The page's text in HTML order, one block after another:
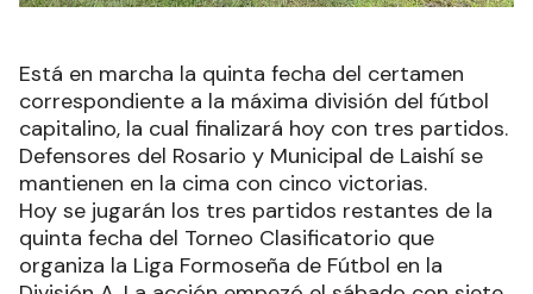
Está en marcha la quinta fecha del certamen
correspondiente a la máxima división del fútbol
capitalino, la cual finalizará hoy con tres partidos.
Defensores del Rosario y Municipal de Laishí se
mantienen en la cima con cinco victorias.
Hoy se jugarán los tres partidos restantes de la
quinta fecha del Torneo Clasificatorio que
organiza la Liga Formoseña de Fútbol en la